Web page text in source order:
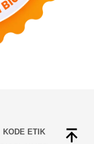
KODE ETIK